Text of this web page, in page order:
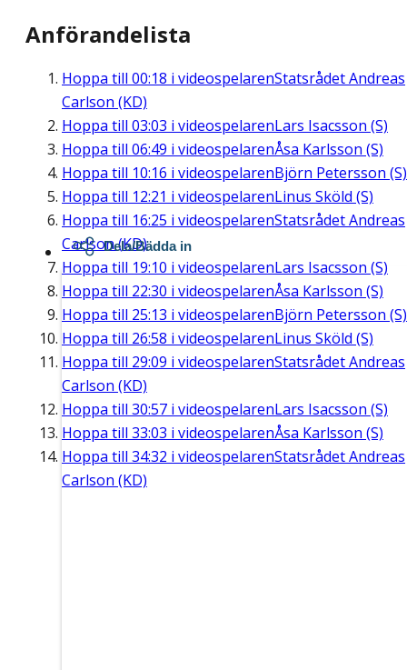
Anförandelista
Hoppa till 00:18 i videospelarenStatsrådet Andreas
Carlson (KD)
Hoppa till 03:03 i videospelarenLars Isacsson (S)
Hoppa till 06:49 i videospelarenÅsa Karlsson (S)
Hoppa till 10:16 i videospelarenBjörn Petersson (S)
Hoppa till 12:21 i videospelarenLinus Sköld (S)
Hoppa till 16:25 i videospelarenStatsrådet Andreas
Carlson (KD)
Hoppa till 19:10 i videospelarenLars Isacsson (S)
Hoppa till 22:30 i videospelarenÅsa Karlsson (S)
Hoppa till 25:13 i videospelarenBjörn Petersson (S)
Hoppa till 26:58 i videospelarenLinus Sköld (S)
Hoppa till 29:09 i videospelarenStatsrådet Andreas
Carlson (KD)
Hoppa till 30:57 i videospelarenLars Isacsson (S)
Hoppa till 33:03 i videospelarenÅsa Karlsson (S)
Hoppa till 34:32 i videospelarenStatsrådet Andreas
Carlson (KD)
Dela/Bädda in